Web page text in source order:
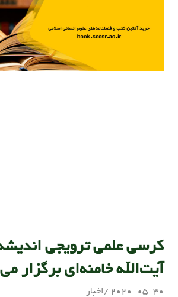
کرسی علمی ترویجی
آیت‌الله خامنه‌ای برگزار
2020-05-30
admin
اخبار